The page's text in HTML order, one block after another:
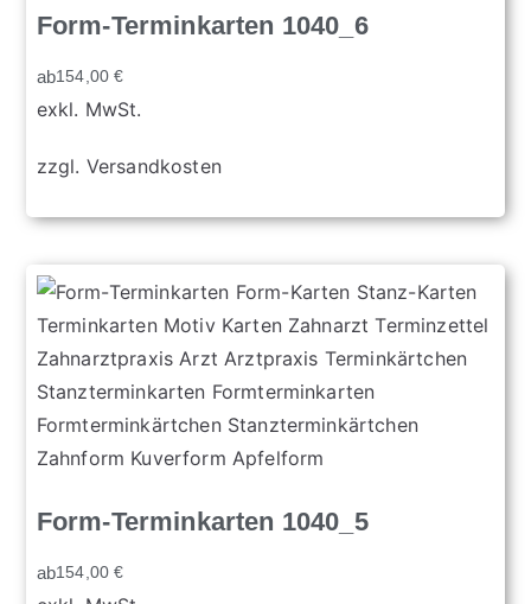
Form-Terminkarten 1040_6
ab154,00€
exkl. MwSt.
zzgl. Versandkosten
Form-Terminkarten 1040_5
ab154,00€